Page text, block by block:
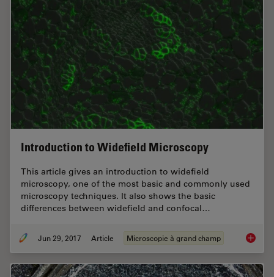
Introduction to Widefield Microscopy
This article gives an introduction to widefield
microscopy, one of the most basic and commonly used
microscopy techniques. It also shows the basic
differences between widefield and confocal…
Jun 29, 2017 Article Microscopie à grand champ